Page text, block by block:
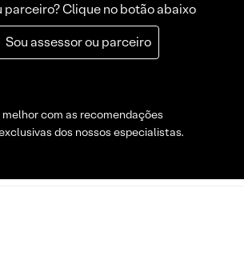
parceiro? Clique no botão abaixo
Sou assessor ou parceiro
com as recomendações
dos nossos especialistas.